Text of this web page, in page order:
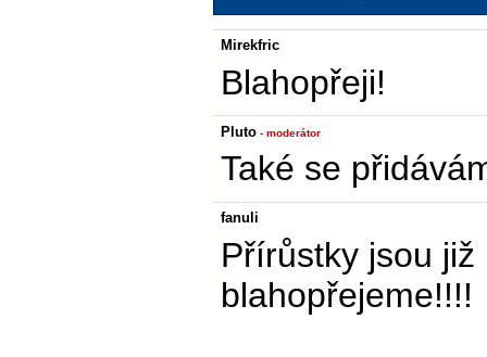
Mirekfric
Blahopřeji!
Pluto - moderátor
Také se
fanuli
Přírůstky jsou
blahopřejeme!!!!